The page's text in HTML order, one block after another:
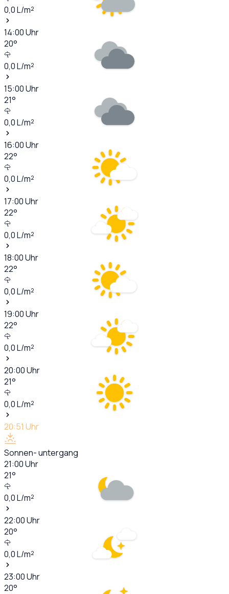
0,0L/m²
14:00Uhr
20°
0,0L/m²
15:00Uhr
21°
0,0L/m²
16:00Uhr
22°
0,0L/m²
17:00Uhr
22°
0,0L/m²
18:00Uhr
22°
0,0L/m²
19:00Uhr
22°
0,0L/m²
20:00Uhr
21°
0,0L/m²
20:51 Uhr
Sonnen- untergang
21:00Uhr
21°
0,0L/m²
22:00Uhr
20°
0,0L/m²
23:00Uhr
20°